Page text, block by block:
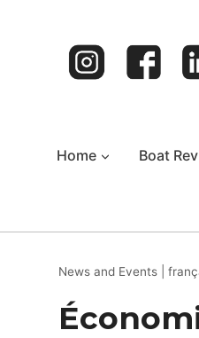
Home Boat
News and Events